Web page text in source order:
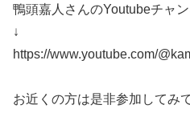
鴨頭嘉人さんのYoutubeチャ
↓
https://www.youtube.com/
お近くの方は是非参加してみ